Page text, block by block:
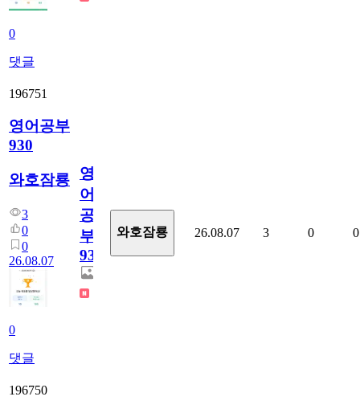
0
댓글
196751
영어공부
930
와호잠룡
3
0
0
26.08.07
0
댓글
영
어
공
부
930
와호잠룡 26.08.07 3 0 0
196750